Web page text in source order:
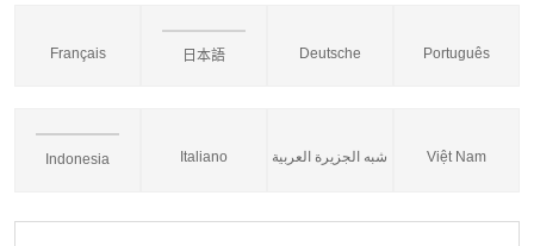
Français 日本語 Deutsche Português
Indonesia Italiano شبه الجزيرة العربية Việt Nam